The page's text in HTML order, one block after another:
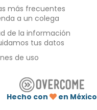
más frecuentes
a un colega
de la información
tus datos
de uso
Hecho con
en México